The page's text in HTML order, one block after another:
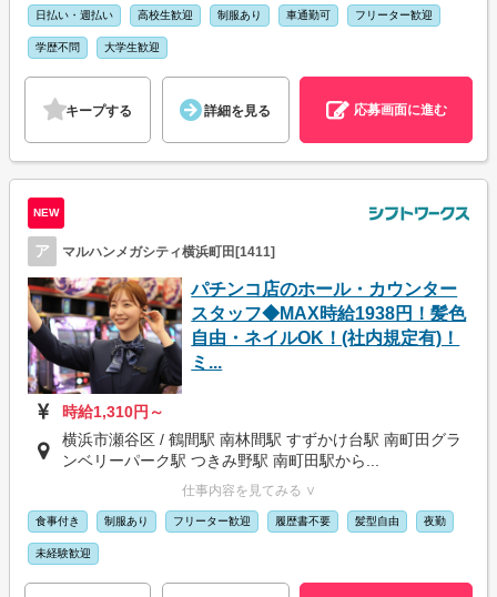
日払い・週払い 高校生歓迎 制服あり 車通勤可 フリーター歓迎
学歴不問 大学生歓迎
キープする 詳細を見る 応募画面に進む
NEW
ア マルハンメガシティ横浜町田[1411]
パチンコ店のホール・カウンター
スタッフ◆MAX時給1938円！髪色
自由・ネイルOK！(社内規定有)！
ミ...
時給1,310円～
横浜市瀬谷区 / 鶴間駅 南林間駅 すずかけ台駅 南町田グラ
ンベリーパーク駅 つきみ野駅 南町田駅から...
仕事内容を見てみる ∨
食事付き 制服あり フリーター歓迎 履歴書不要 髪型自由 夜勤
未経験歓迎